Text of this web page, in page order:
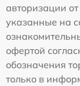
авторизации
указанные на
офертой
обозначения
только в